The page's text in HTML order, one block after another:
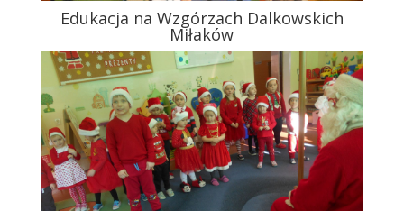
Edukacja na Wzgórzach Dalkowskich
Miłaków